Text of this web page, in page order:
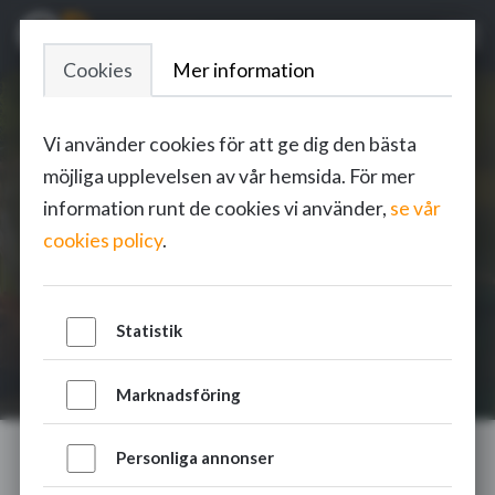
Cookies Mer information
Vi använder cookies för att ge dig den bästa
möjliga upplevelsen av vår hemsida. För mer
information runt de cookies vi använder, se vår
cookies policy.
Statistik
Marknadsföring
Personliga annonser
Glad midsommar